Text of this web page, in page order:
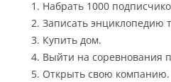
Набрать 1000
Записать энциклопедию
Купить дом.
Выйти на соревнования
Открыть свою компанию.